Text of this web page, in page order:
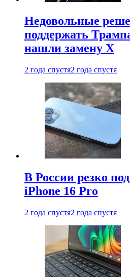
Недовольные
поддержать
нашли замену X
2 года спустя2 года спустя
В России резко
iPhone 16 Pro
2 года спустя2 года спустя